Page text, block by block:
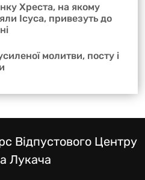
Хреста, на якому
Ісуса, привезуть до
молитви, посту і
Відпустового Центру
Лукача